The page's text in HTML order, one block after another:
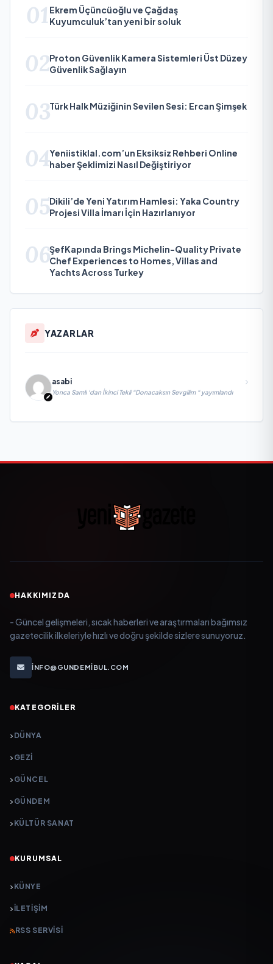
01 Ekrem Üçüncüoğlu ve Çağdaş
Kuyumculuk’tan yeni bir soluk
02Proton Güvenlik Kamera Sistemleri Üst Düzey
Güvenlik Sağlayın
03Türk Halk Müziğinin Sevilen Sesi: Ercan Şimşek
04Yeniistiklal.com’un Eksiksiz Rehberi Online
haber Şeklimizi Nasıl Değiştiriyor
05Dikili’de Yeni Yatırım Hamlesi: Yaka Country
Projesi Villa İmarı İçin Hazırlanıyor
06ŞefKapında Brings Michelin-Quality Private
Chef Experiences to Homes, Villas and
Yachts Across Turkey
YAZARLAR
asabi
Yonca Samlı ‘dan İkinci Tekli “Donacaksın Sevgilim “ yayımlandı
HAKKIMIZDA
- Güncel gelişmeleri, sıcak haberleri ve araştırmaları bağımsız
gazetecilik ilkeleriyle hızlı ve doğru şekilde sizlere sunuyoruz.
INFO@GUNDEMIBUL.COM
KATEGORILER
DÜNYA
GEZI
GÜNCEL
GÜNDEM
KÜLTÜR SANAT
KURUMSAL
KÜNYE
İLETIŞIM
RSS SERVISI